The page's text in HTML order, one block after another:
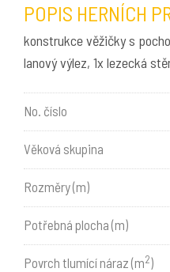
POPIS HERNÍCH
konstrukce věžičky s
lanový výlez, 1x lezecká
No. číslo
Věková skupina
Rozměry (m)
Potřebná plocha (m)
Povrch tlumící náraz (m2)